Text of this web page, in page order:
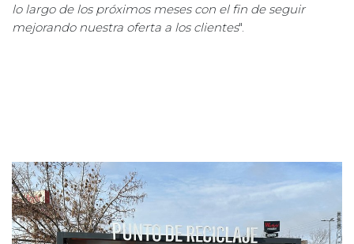
lo largo de los próximos meses con el fin de seguir
mejorando nuestra oferta a los clientes".